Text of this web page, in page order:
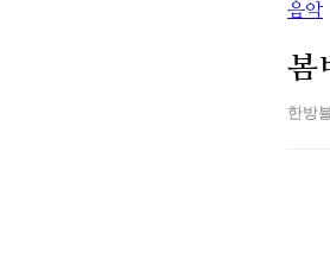
음악
봄
한방